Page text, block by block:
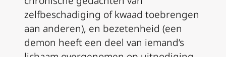
zelfbeschadiging of kwaad toebrengen
aan anderen), en bezetenheid (een
demon heeft een deel van iemand’s